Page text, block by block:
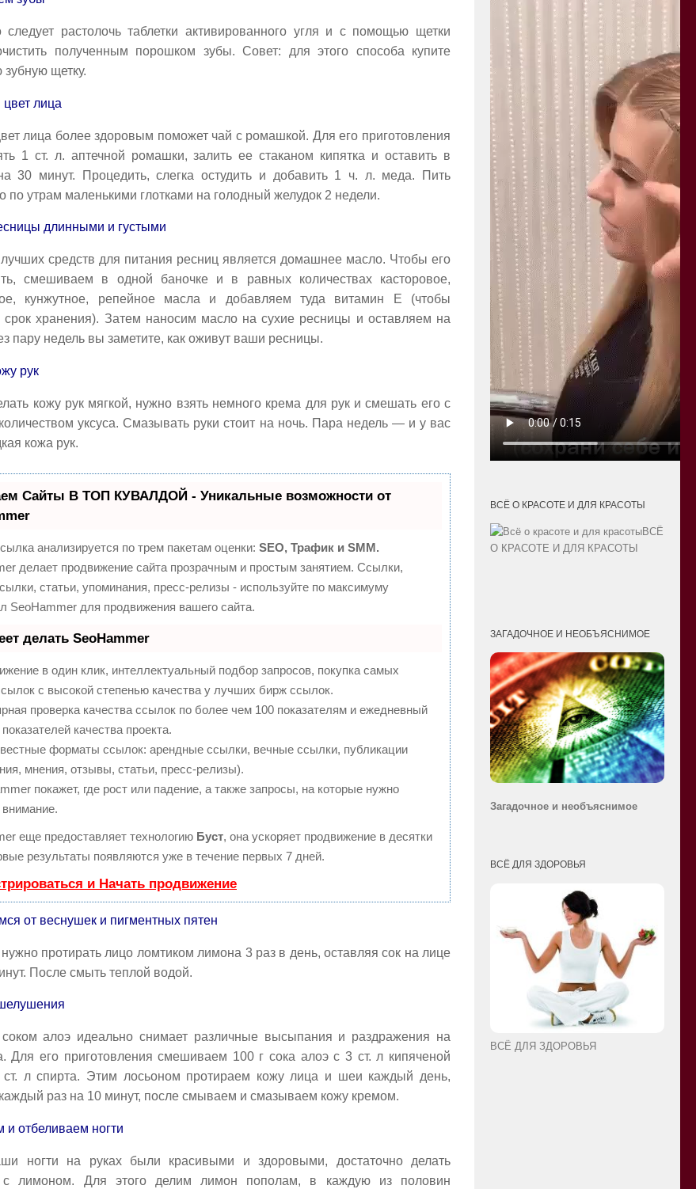
следует растолочь таблетки активированного угля и с помощью щетки
полученным порошком зубы. Совет: для этого способа купите
зубную щетку.
лица
лица более здоровым поможет чай с ромашкой. Для его приготовления
1 ст. л. аптечной ромашки, залить ее стаканом кипятка и оставить в
30 минут. Процедить, слегка остудить и добавить 1 ч. л. меда. Пить
по утрам маленькими глотками на голодный желудок 2 недели.
длинными и густыми
средств для питания ресниц является домашнее масло. Чтобы его
смешиваем в одной баночке и в равных количествах касторовое,
кунжутное, репейное масла и добавляем туда витамин Е (чтобы
срок хранения). Затем наносим масло на сухие ресницы и оставляем на
пару недель вы заметите, как оживут ваши ресницы.
рук
кожу рук мягкой, нужно взять немного крема для рук и смешать его с
уксуса. Смазывать руки стоит на ночь. Пара недель — и у вас
кожа рук.
Сайты В ТОП КУВАЛДОЙ - Уникальные возможности от
анализируется по трем пакетам оценки: SEO, Трафик и SMM.
делает продвижение сайта прозрачным и простым занятием. Ссылки,
статьи, упоминания, пресс-релизы - используйте по максимуму
SeoHammer для продвижения вашего сайта.
делать SeoHammer
в один клик, интеллектуальный подбор запросов, покупка самых
с высокой степенью качества у лучших бирж ссылок.
проверка качества ссылок по более чем 100 показателям и ежедневный
качества проекта.
форматы ссылок: арендные ссылки, вечные ссылки, публикации
мнения, отзывы, статьи, пресс-релизы).
покажет, где рост или падение, а также запросы, на которые нужно
еще предоставляет технологию Буст, она ускоряет продвижение в десятки
результаты появляются уже в течение первых 7 дней.
и Начать продвижение
от веснушек и пигментных пятен
протирать лицо ломтиком лимона 3 раз в день, оставляя сок на лице
После смыть теплой водой.
алоэ идеально снимает различные высыпания и раздражения на
Для его приготовления смешиваем 100 г сока алоэ с 3 ст. л кипяченой
л спирта. Этим лосьоном протираем кожу лица и шеи каждый день,
раз на 10 минут, после смываем и смазываем кожу кремом.
и отбеливаем ногти
ногти на руках были красивыми и здоровыми, достаточно делать
с лимоном. Для этого делим лимон пополам, в каждую из половин
ВСЁ О КРАСОТЕ И ДЛЯ КРАСОТЫ
ВСЁ
О КРАСОТЕ И ДЛЯ КРАСОТЫ
ЗАГАДОЧНОЕ И НЕОБЪЯСНИМОЕ
Загадочное и необъяснимое
ВСЁ ДЛЯ ЗДОРОВЬЯ
ВСЁ ДЛЯ ЗДОРОВЬЯ